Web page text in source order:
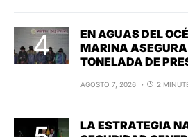
EN AGUAS DEL
MARINA
TONELADA DE
AGOSTO 7, 2026 2
LA ESTRATEGIA